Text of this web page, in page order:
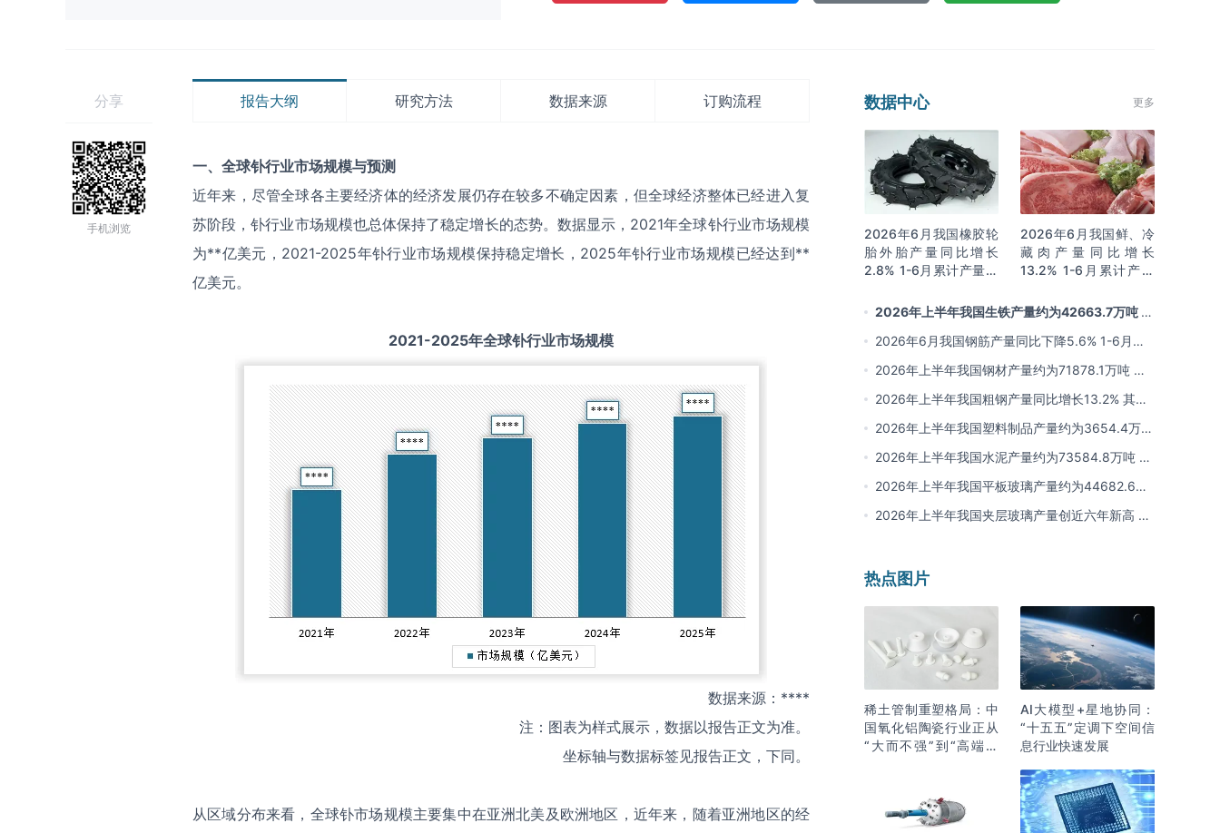
分享
手机浏览
报告大纲 研究方法 数据来源 订购流程
一、全球钋行业市场规模与预测
近年来，尽管全球各主要经济体的经济发展仍存在较多不确定因素，但全球经济整体已经进入复
苏阶段，钋行业市场规模也总体保持了稳定增长的态势。数据显示，2021年全球钋行业市场规模
为**亿美元，2021-2025年钋行业市场规模保持稳定增长，2025年钋行业市场规模已经达到**
亿美元。
2021-2025年全球钋行业市场规模
数据来源：****
注：图表为样式展示，数据以报告正文为准。
坐标轴与数据标签见报告正文，下同。
从区域分布来看，全球钋市场规模主要集中在亚洲北美及欧洲地区，近年来，随着亚洲地区的经
数据中心 更多
2026年6月我国橡胶轮
胎外胎产量同比增长
2.8% 1-6月累计产量同
2026年6月我国鲜、冷
藏肉产量同比增长
13.2% 1-6月累计产量
2026年上半年我国生铁产量约为42663.7万吨 同
比下降2.8% 其中河北产量占比22.7%排名第一
2026年6月我国钢筋产量同比下降5.6% 1-6月累
计产量同比下降10.7%
2026年上半年我国钢材产量约为71878.1万吨 同
比下降0.9% 其中河北以超亿吨产量排名第一
2026年上半年我国粗钢产量同比增长13.2% 其中
河北产量占比21.5%位居首位
2026年上半年我国塑料制品产量约为3654.4万吨
其中江苏、浙江产量分别占比18.9%、16.0%
2026年上半年我国水泥产量约为73584.8万吨 同
比下降8% 其中广东、浙江和安徽分别排名前三
2026年上半年我国平板玻璃产量约为44682.6万
重量箱 同比下降5.7% 其中河北产量最多 占比
2026年上半年我国夹层玻璃产量创近六年新高 约
热点图片
稀土管制重塑格局：中
国氧化铝陶瓷行业正从
“大而不强”到“高端突
AI大模型+星地协同：
“十五五”定调下空间信
息行业快速发展